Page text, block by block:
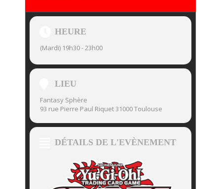
HEURE
(Mardi) 19h30 - 23h00
LIEU
Fantasy Sphère
93 rue Pierre Paul Riquet 31000 Toulouse
DÉTAILS DE L'EVÈNEMENT